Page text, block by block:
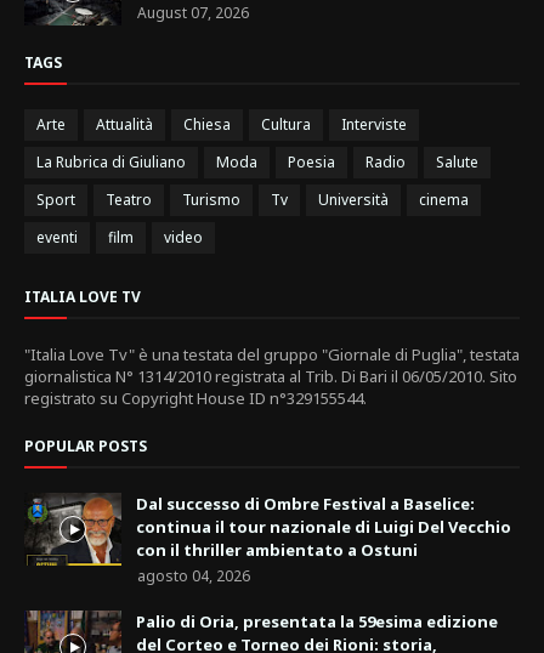
August 07, 2026
TAGS
Arte Attualità Chiesa Cultura
Interviste
La Rubrica di Giuliano
Moda Poesia Radio
Salute
Sport
Teatro Turismo Tv Università
cinema
eventi
film video
ITALIA LOVE TV
"Italia Love Tv" è una testata del gruppo "Giornale di Puglia", testata
giornalistica N° 1314/2010 registrata al Trib. Di Bari il 06/05/2010. Sito
registrato su Copyright House ID n°329155544.
POPULAR POSTS
Dal successo di Ombre Festival a Baselice:
continua il tour nazionale di Luigi Del Vecchio
con il thriller ambientato a Ostuni
agosto 04, 2026
Palio di Oria, presentata la 59esima edizione
del Corteo e Torneo dei Rioni: storia,